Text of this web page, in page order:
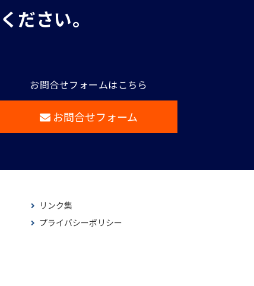
ださい。
お問合せフォームはこちら
お問合せフォーム
リンク集
プライバシーポリシー